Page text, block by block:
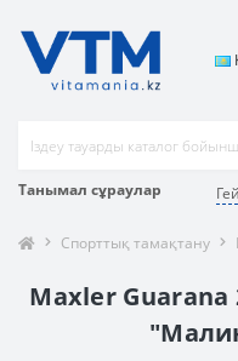
Танымал сұраулар
Спорттық тамақтану
Maxler Guarana